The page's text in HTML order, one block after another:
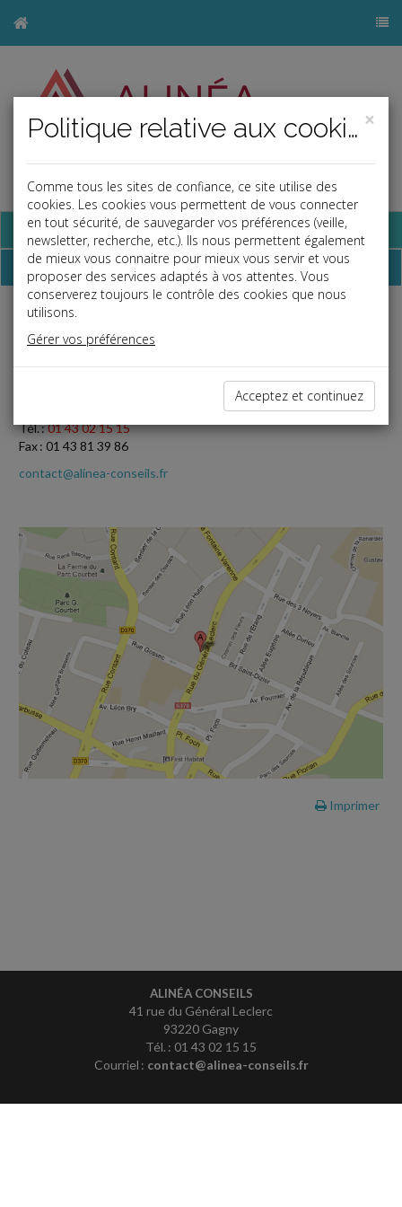
Base documentaire
Nos coordonnées
9 allée Georges Carpentier - 77360 Vaires-sur-
Tél. :01 43 02 15 15
Fax : 01 43 81 39 86
contact@alinea-conseils.fr
Imprimer
ALINÉA CONSEILS
41 rue du Général Leclerc
93220 Gagny
Tél. : 01 43 02 15 15
Courriel : contact@alinea-conseils.fr
×
Politique relative aux cookies
Comme tous les sites de confiance, ce site utilise des
cookies. Les cookies vous permettent de vous connecter
en tout sécurité, de sauvegarder vos préférences (veille,
newsletter, recherche, etc.). Ils nous permettent également
de mieux vous connaitre pour mieux vous servir et vous
proposer des services adaptés à vos attentes. Vous
conserverez toujours le contrôle des cookies que nous
utilisons.
Gérer vos préférences
Acceptez et continuez